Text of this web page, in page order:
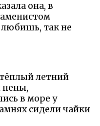
она, в
любишь, так не
летний
пены,
в море у
сидели чайки